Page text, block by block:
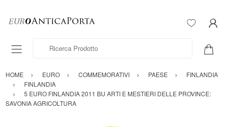
Ricerca Prodotto
HOME EURO COMMEMORATIVI PAESE
FINLANDIA
FINLANDIA
5 EURO FINLANDIA 2011 BU ARTI E MESTIERI DELLE PROVINCE:
SAVONIA AGRICOLTURA